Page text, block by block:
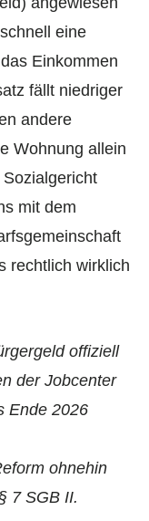
eine
Einkommen
fällt niedriger
andere
Wohnung allein
mit dem
rechtlich wirklich
offiziell
der Jobcenter
Ende 2026
ohnehin
7 SGB II.